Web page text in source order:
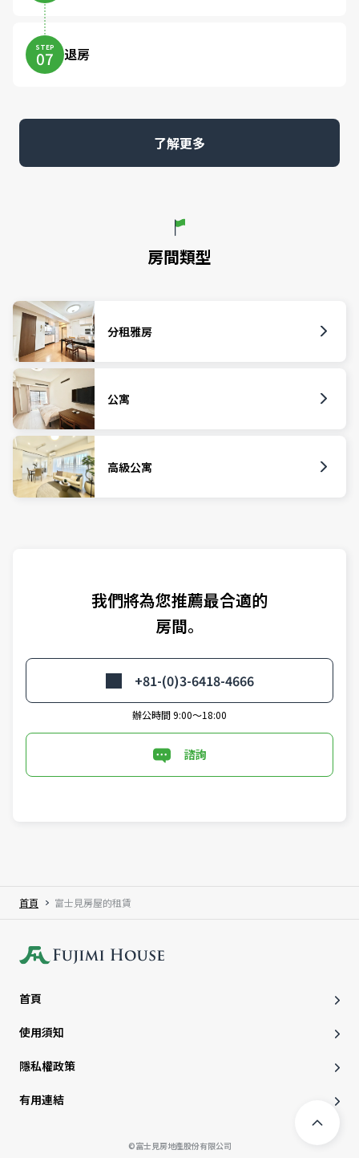
STEP
07 退房
了解更多
房間類型
分租雅房
公寓
高級公寓
我們將為您推薦最合適的
房間。
+81-(0)3-6418-4666
辦公時間 9:00～18:00
諮詢
首頁 富士見房屋的租賃
首頁
使用須知
隱私權政策
有用連結
©富士見房地產股份有限公司